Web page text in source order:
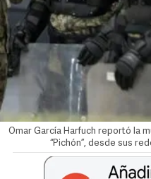
Omar García Harfuch reportó la
“Pichón”, desde sus